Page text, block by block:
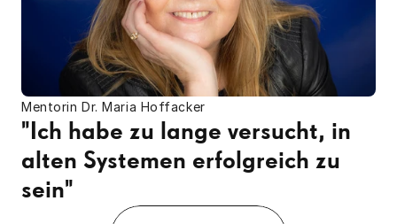
Mentorin Dr. Maria Hoffacker
"Ich habe zu lange versucht, in
alten Systemen erfolgreich zu
sein"